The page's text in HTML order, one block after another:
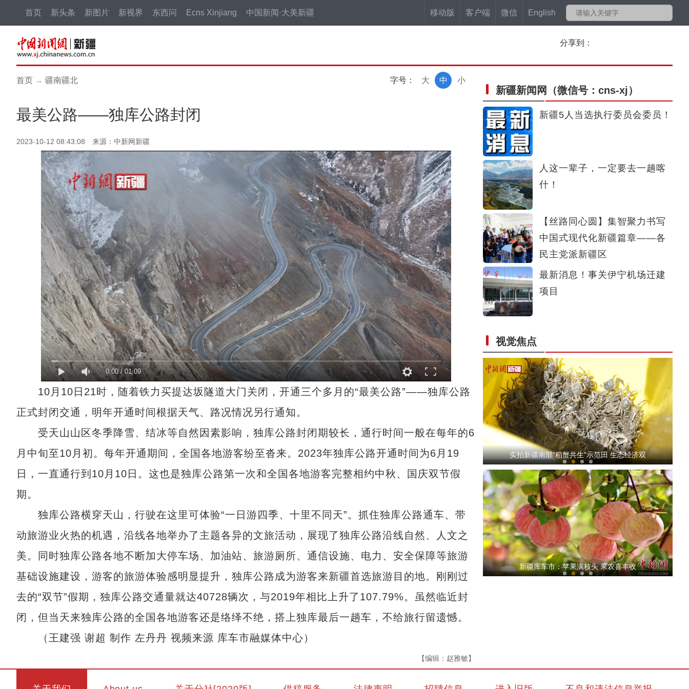
移动版 客户端 微信 English
首页 新头条 新图片 新视界 东西问 Ecns Xinjiang 中国新闻·大美新疆
分享到：
首页 → 疆南疆北 字号： 小
中
大
最美公路——独库公路封闭
2023-10-12 08:43:08 来源：中新网新疆
0:00/01:09
10月10日21时，随着铁力买提达坂隧道大门关闭，开通三个多月的“最美公路”——独库公路
正式封闭交通，明年开通时间根据天气、路况情况另行通知。
受天山山区冬季降雪、结冰等自然因素影响，独库公路封闭期较长，通行时间一般在每年的6
月中旬至10月初。每年开通期间，全国各地游客纷至沓来。2023年独库公路开通时间为6月19
日，一直通行到10月10日。这也是独库公路第一次和全国各地游客完整相约中秋、国庆双节假
期。
独库公路横穿天山，行驶在这里可体验“一日游四季、十里不同天”。抓住独库公路通车、带
动旅游业火热的机遇，沿线各地举办了主题各异的文旅活动，展现了独库公路沿线自然、人文之
美。同时独库公路各地不断加大停车场、加油站、旅游厕所、通信设施、电力、安全保障等旅游
基础设施建设，游客的旅游体验感明显提升，独库公路成为游客来新疆首选旅游目的地。刚刚过
去的“双节”假期，独库公路交通量就达40728辆次，与2019年相比上升了107.79%。虽然临近封
闭，但当天来独库公路的全国各地游客还是络绎不绝，搭上独库最后一趟车，不给旅行留遗憾。
（王建强 谢超 制作 左丹丹 视频来源 库车市融媒体中心）
【编辑：赵雅敏】
新疆新闻网 （微信号：cns-xj）
新疆5人当选执行委员会委员！
人这一辈子，一定要去一趟喀
什！
【丝路同心圆】集智聚力书写
中国式现代化新疆篇章——各
民主党派新疆区
最新消息！事关伊宁机场迁建
项目
视觉焦点
斑斓秋色怡人 油画般风景尽显秋日之美
新疆兵团：朽木变工艺品 提升价值能致富
实拍新疆南部“稻蟹共生”示范田 生态经济双
《上海古丽》男主米热：上海援疆成果让我眼
斑斓秋色怡人 油画般风景尽显秋日之美
新疆库车市：苹果满枝头 果农喜丰收